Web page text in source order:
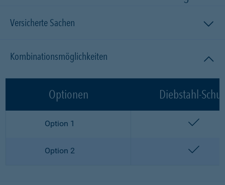
Versicherte Sachen
Kombinationsmöglichkeiten
Optionen Diebstahl-
Option 1
Option 2